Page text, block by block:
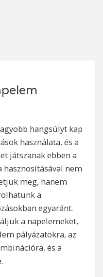
hangsúlyt kap
használata, és a
játszanak ebben a
nem
meg, hanem
a
egyaránt.
a napelemeket,
pályázatokra, az
és a